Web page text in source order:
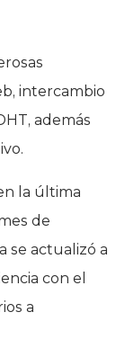
intercambio
además
la última
de
se actualizó a
con el
a